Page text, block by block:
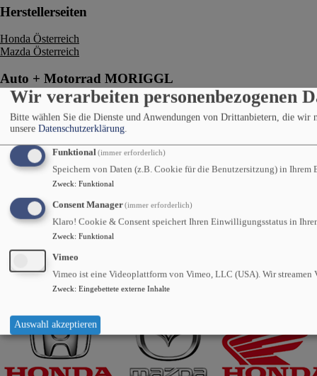
Herstellerseiten
Honda Österreich
Mazda Österreich
Auto + Motorrad MORIGGL
Haller Straße 15
6020 Innsbruck
Tel.:0512/266 944-0
Fax: 0512/266 944-17
E-Mail:
office@moriggl.at
Impressum
Datenschutzerklärung
Wir verarbeiten personenbezogenen
Bitte wählen Sie die Dienste und Anwendungen von Drittanbietern, die wir
unsere Datenschutzerklärung.
Funktional (immer erforderlich)
Speichern von Daten (z.B. Cookie für die Benutzersitzung) in Ihrem
Zweck: Funktional
Consent Manager(immer erforderlich)
Klaro! Cookie & Consent speichert Ihren Einwilligungsstatus in
Zweck: Funktional
Vimeo
Vimeo ist eine Videoplattform von Vimeo, LLC (USA). Wir streamen
Zweck: Eingebettete externe Inhalte
Auswahl akzeptieren